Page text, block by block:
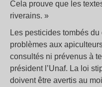
Cela prouve que les
riverains. »
Les pesticides tombés
problèmes aux
consultés ni prévenus à
président l’Unaf. La loi
doivent être avertis au